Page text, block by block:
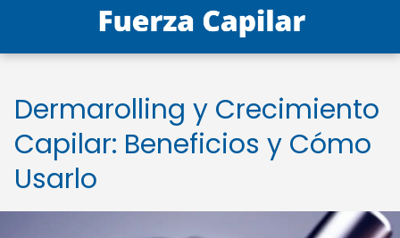
Dermarolling y Crecimiento
Capilar: Beneficios y Cómo
Usarlo